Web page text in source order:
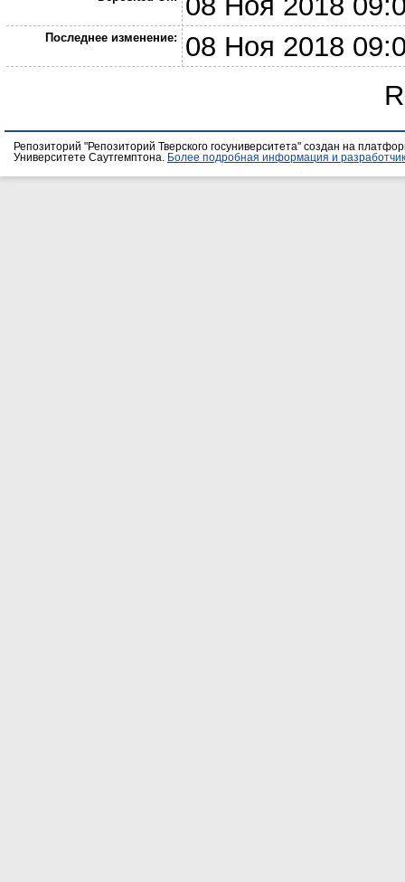
Последнее изменение:
08 Ноя 2018
Репозиторий "Репозиторий Тверского госуниверситета" создан на
Университете Саутгемптона. Более подробная информация и